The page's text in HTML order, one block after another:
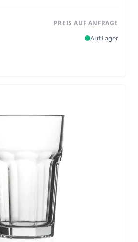
PREIS AUF ANFRAGE
Auf Lager